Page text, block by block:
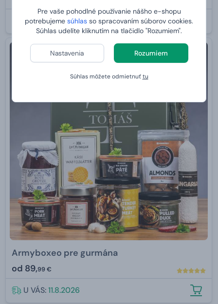
Pre vaše pohodlné používanie nášho e-shopu
potrebujeme súhlas so spracovaním súborov cookies.
Súhlas udelíte kliknutím na tlačidlo "Rozumiem".
Nastavenia Rozumiem
Súhlas môžete odmietnuťtu
U VÁS:11.8.2026
Armyboxeo pre gurmána
od 89,99 €
U VÁS:11.8.2026